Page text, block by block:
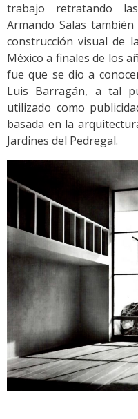
trabajo retratando
Armando Salas
construcción visual de
México a finales de los
fue que se dio a
Luis Barragán, a tal
utilizado como
basada en la
Jardines del Pedregal.